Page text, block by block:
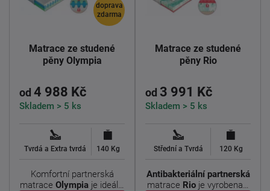
doprava
zdarma
Matrace ze studené
pěny Olympia
od 4 988 Kč
Skladem > 5 ks
Tvrdá a Extra tvrdá 140 Kg
Komfortní partnerská
matrace Olympia je ideální
Matrace ze studené
pěny Rio
od 3 991 Kč
Skladem > 5 ks
Střední a Tvrdá 120 Kg
Antibakteriální partnerská
matrace Rioje vyrobena z